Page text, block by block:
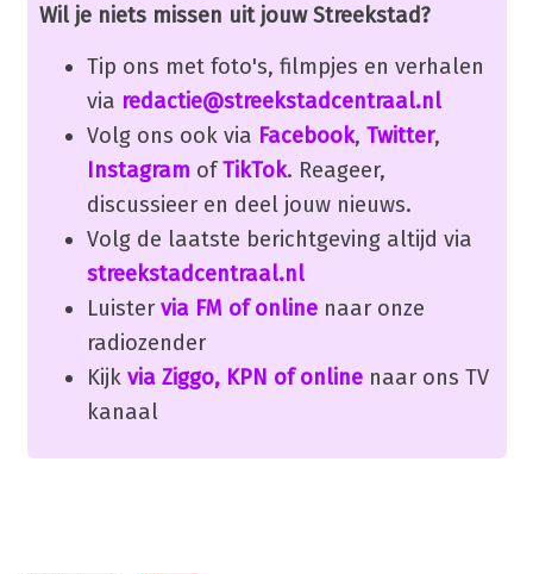
Wil je niets missen uit jouw Streekstad?
Tip ons met foto's, filmpjes en verhalen
via redactie@streekstadcentraal.nl
Volg ons ook via Facebook, Twitter,
Instagram ofTikTok. Reageer,
discussieer en deel jouw nieuws.
Volg de laatste berichtgeving altijd via
streekstadcentraal.nl
Luister via FM of onlinenaar onze
radiozender
Kijk via Ziggo, KPN of onlinenaar ons TV
kanaal